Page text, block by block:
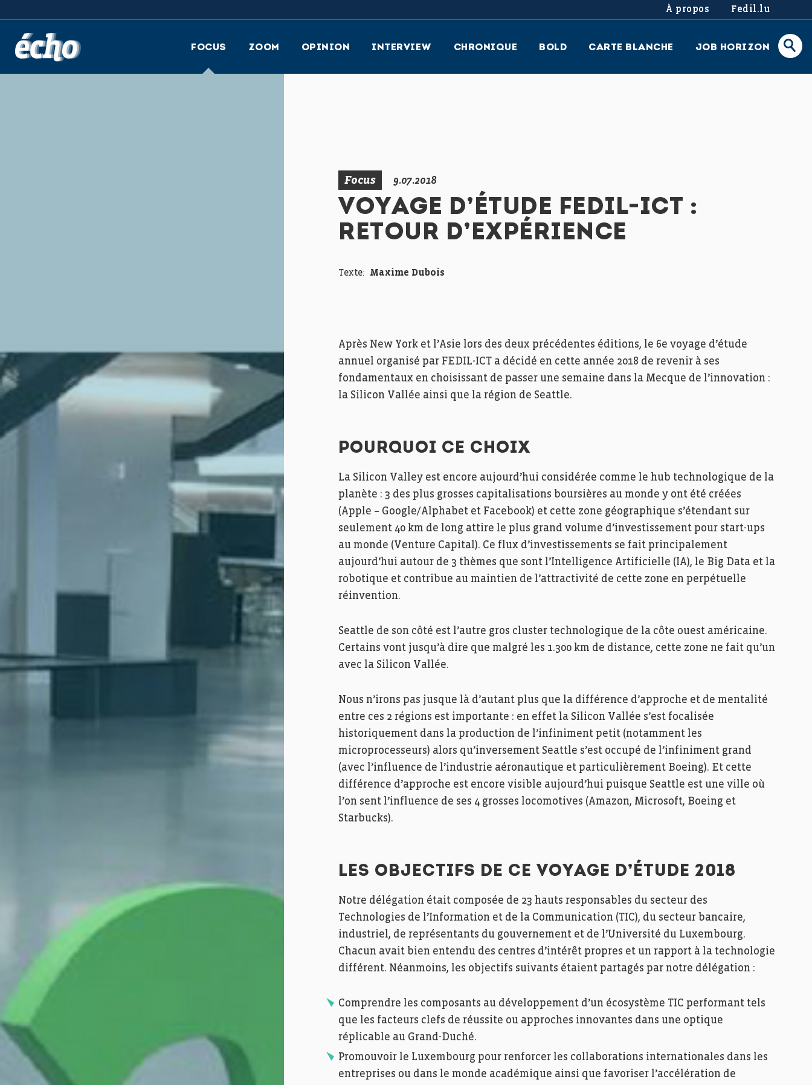
À propos Fedil.lu
FOCUS ZOOM OPINION INTERVIEW CHRONIQUE BOLD CARTE BLANCHE JOB HORIZON
Focus 9.07.2018
VOYAGE D’ÉTUDE FEDIL-ICT :
RETOUR D’EXPÉRIENCE
Texte: Maxime Dubois
Après New York et l’Asie lors des deux précédentes éditions, le 6e voyage d’étude
annuel organisé par FEDIL-ICT a décidé en cette année 2018 de revenir à ses
fondamentaux en choisissant de passer une semaine dans la Mecque de l’innovation :
la Silicon Vallée ainsi que la région de Seattle.
POURQUOI CE CHOIX
La Silicon Valley est encore aujourd’hui considérée comme le hub technologique de la
planète : 3 des plus grosses capitalisations boursières au monde y ont été créées
(Apple – Google/Alphabet et Facebook) et cette zone géographique s’étendant sur
seulement 40 km de long attire le plus grand volume d’investissement pour start-ups
au monde (Venture Capital). Ce flux d’investissements se fait principalement
aujourd’hui autour de 3 thèmes que sont l’Intelligence Artificielle (IA), le Big Data et la
robotique et contribue au maintien de l’attractivité de cette zone en perpétuelle
réinvention.
Seattle de son côté est l’autre gros cluster technologique de la côte ouest américaine.
Certains vont jusqu’à dire que malgré les 1.300 km de distance, cette zone ne fait qu’un
avec la Silicon Vallée.
Nous n’irons pas jusque là d’autant plus que la différence d’approche et de mentalité
entre ces 2 régions est importante : en effet la Silicon Vallée s’est focalisée
historiquement dans la production de l’infiniment petit (notamment les
microprocesseurs) alors qu’inversement Seattle s’est occupé de l’infiniment grand
(avec l’influence de l’industrie aéronautique et particulièrement Boeing). Et cette
différence d’approche est encore visible aujourd’hui puisque Seattle est une ville où
l’on sent l’influence de ses 4 grosses locomotives (Amazon, Microsoft, Boeing et
Starbucks).
LES OBJECTIFS DE CE VOYAGE D’ÉTUDE 2018
Notre délégation était composée de 23 hauts responsables du secteur des
Technologies de l’Information et de la Communication (TIC), du secteur bancaire,
industriel, de représentants du gouvernement et de l’Université du Luxembourg.
Chacun avait bien entendu des centres d’intérêt propres et un rapport à la technologie
différent. Néanmoins, les objectifs suivants étaient partagés par notre délégation :
Comprendre les composants au développement d’un écosystème TIC performant tels
que les facteurs clefs de réussite ou approches innovantes dans une optique
réplicable au Grand-Duché.
Promouvoir le Luxembourg pour renforcer les collaborations internationales dans les
entreprises ou dans le monde académique ainsi que favoriser l’accélération de